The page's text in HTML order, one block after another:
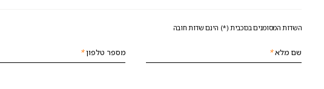
השדות המסומנים בכוכבית (*) הינם שדות חובה
שם מלא* מספר טלפון*